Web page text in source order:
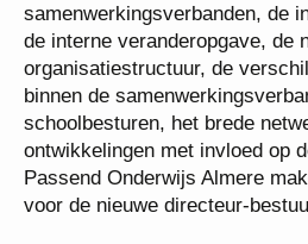
bedrijfsbureau en de
inhoudelijke ambities, de
nieuwe organisatiestructuur,
snelheden binnen de
de schoolbesturen, het brede
ontwikkelingen met invloed op
Passend Onderwijs Almere
ligt voor de nieuwe directeur-